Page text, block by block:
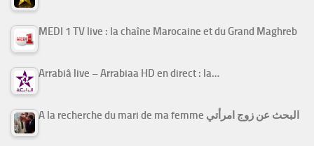
MEDI 1 TV live : la chaîne Marocaine et du Grand Maghreb
Arrabiâ live – Arrabiaa HD en direct : la…
A la recherche du mari de ma femme البحث عن زوج امرأتي